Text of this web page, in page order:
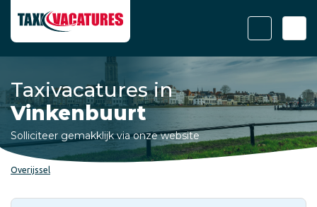
Taxivacatures in
Vinkenbuurt
Solliciteer gemakklijk via onze website
Overijssel